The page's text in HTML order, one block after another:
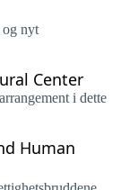
og nyt
Center
i dette
Human